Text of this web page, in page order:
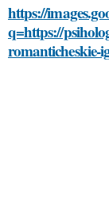
https://
q=https://
romanticheskie-